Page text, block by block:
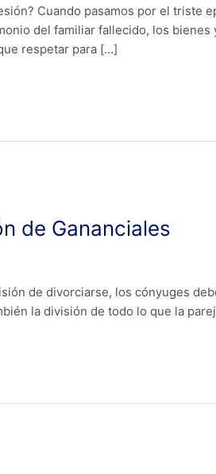
Cuando pasamos por el triste
del familiar fallecido, los
respetar para […]
de Gananciales
de divorciarse, los cónyuges
la división de todo lo que la